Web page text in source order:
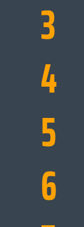
3
4
5
6